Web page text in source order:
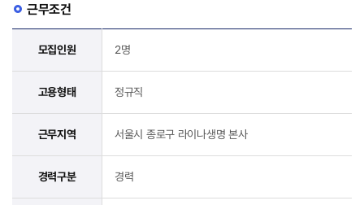
근무조건
모집인원 2명
고용형태 정규직
근무지역 서울시 종로구 라이나생명 본사
경력구분 경력